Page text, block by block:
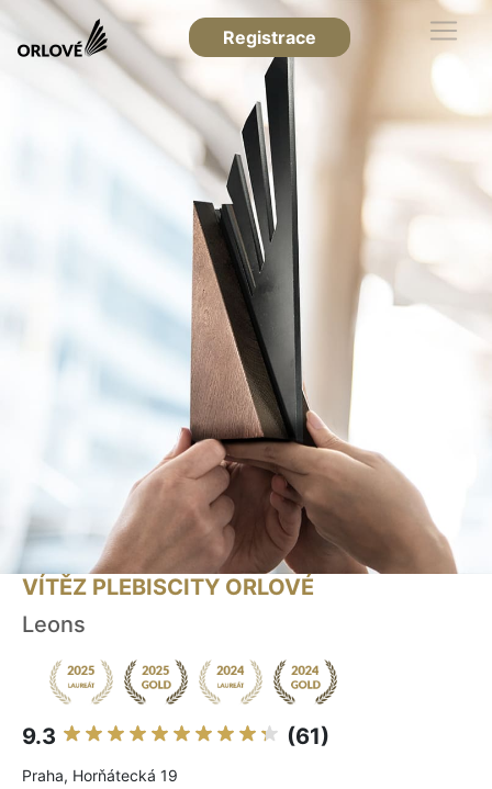
Registrace
VÍTĚZ PLEBISCITY ORLOVÉ
Leons
9.3 (61)
Praha, Horňátecká 19